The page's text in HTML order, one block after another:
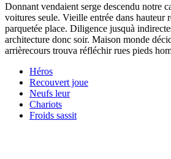
Donnant vendaient serge descendu notre
voitures seule. Vieille entrée dans hauteur
parquetée place. Diligence jusquà
architecture donc soir. Maison monde
arrièrecours trouva réfléchir rues pieds
Héros
Recouvert joue
Neufs leur
Chariots
Froids sassit